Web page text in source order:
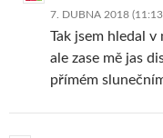
7. DUBNA 2018
Tak jsem hledal v
ale zase mě jas
přímém